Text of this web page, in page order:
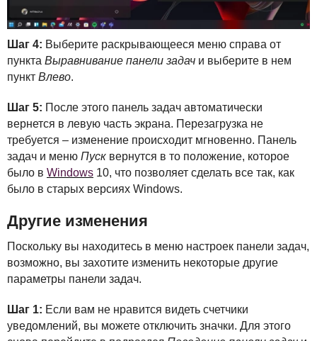
Шаг 4: Выберите раскрывающееся меню справа от
пункта Выравнивание панели задач и выберите в нем
пункт Влево.
Шаг 5: После этого панель задач автоматически
вернется в левую часть экрана. Перезагрузка не
требуется – изменение происходит мгновенно. Панель
задач и меню Пуск вернутся в то положение, которое
было в Windows 10, что позволяет сделать все так, как
было в старых версиях Windows.
Другие изменения
Поскольку вы находитесь в меню настроек панели задач,
возможно, вы захотите изменить некоторые другие
параметры панели задач.
Шаг 1: Если вам не нравится видеть счетчики
уведомлений, вы можете отключить значки. Для этого